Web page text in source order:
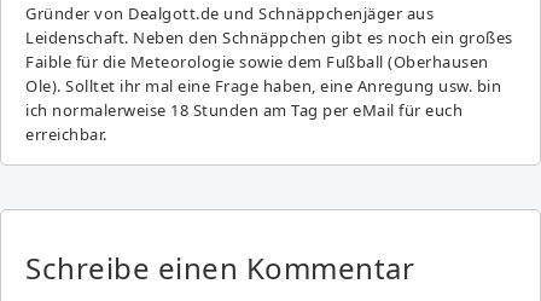
Gründer von Dealgott.de und Schnäppchenjäger aus
Leidenschaft. Neben den Schnäppchen gibt es noch ein großes
Fai­ble für die Meteorologie sowie dem Fußball (Oberhausen
Ole). Solltet ihr mal eine Frage haben, eine Anregung usw. bin
ich normalerweise 18 Stunden am Tag per eMail für euch
erreichbar.
Schreibe einen Kommentar